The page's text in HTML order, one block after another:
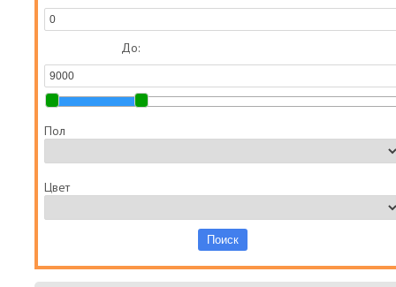
До:
Пол
Цвет